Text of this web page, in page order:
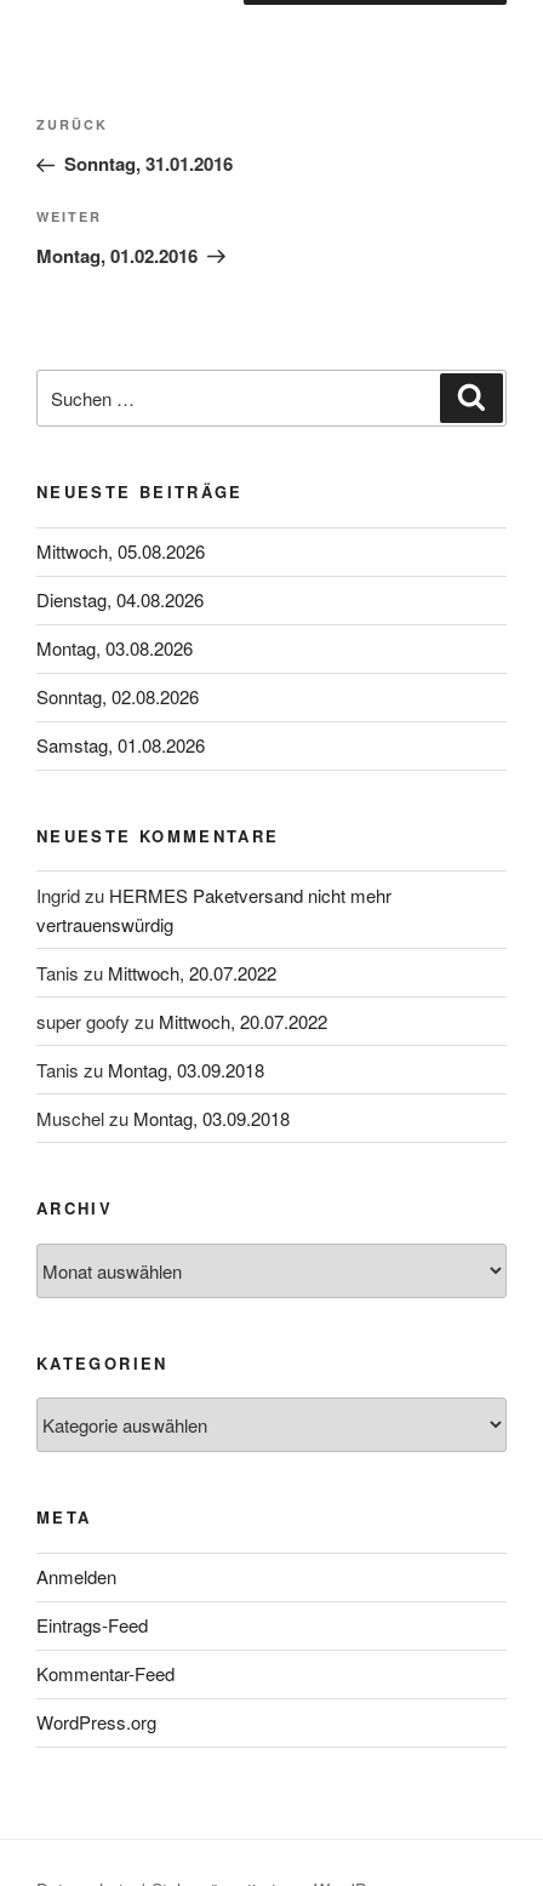
Beitragsnavigation
Vorheriger
Beitrag
ZURÜCK
Sonntag, 31.01.2016
Nächster
Beitrag
WEITER
Montag, 01.02.2016
nach:
NEUESTE BEITRÄGE
Mittwoch, 05.08.2026
Dienstag, 04.08.2026
Montag, 03.08.2026
Sonntag, 02.08.2026
Samstag, 01.08.2026
NEUESTE KOMMENTARE
Ingridzu HERMES Paketversand nicht mehr
vertrauenswürdig
Tanis zu Mittwoch, 20.07.2022
super goofy zu Mittwoch, 20.07.2022
Tanis zu Montag, 03.09.2018
Muschelzu Montag, 03.09.2018
ARCHIV
KATEGORIEN
META
Anmelden
Eintrags-Feed
Kommentar-Feed
WordPress.org